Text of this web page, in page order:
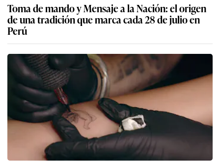
Toma de mando y Mensaje a la Nación: el origen
de una tradición que marca cada 28 de julio en
Perú